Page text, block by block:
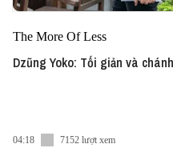
The More Of Less
Dzũng Yoko: Tối giản và
04:18 7152 lượt xem